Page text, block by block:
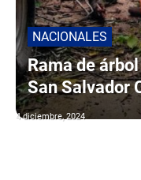
NACIONALES
Rama de
San Salvador
4 diciembre, 2024